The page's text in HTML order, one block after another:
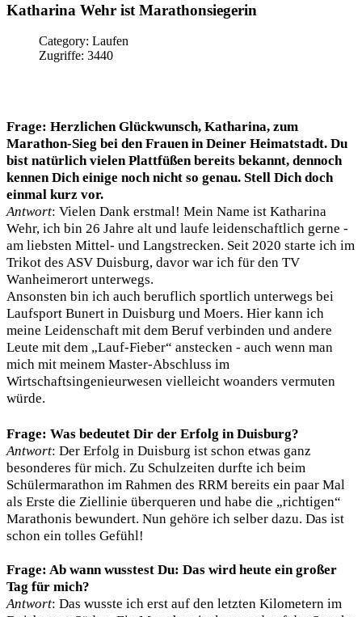
Katharina Wehr ist Marathonsiegerin
Category: Laufen
Zugriffe: 3440
Frage: Herzlichen Glückwunsch, Katharina, zum
Marathon-Sieg bei den Frauen in Deiner Heimatstadt. Du
bist natürlich vielen Plattfüßen bereits bekannt, dennoch
kennen Dich einige noch nicht so genau. Stell Dich doch
einmal kurz vor.
Antwort: Vielen Dank erstmal! Mein Name ist Katharina
Wehr, ich bin 26 Jahre alt und laufe leidenschaftlich gerne -
am liebsten Mittel- und Langstrecken. Seit 2020 starte ich im
Trikot des ASV Duisburg, davor war ich für den TV
Wanheimerort unterwegs.
Ansonsten bin ich auch beruflich sportlich unterwegs bei
Laufsport Bunert in Duisburg und Moers. Hier kann ich
meine Leidenschaft mit dem Beruf verbinden und andere
Leute mit dem „Lauf-Fieber“ anstecken - auch wenn man
mich mit meinem Master-Abschluss im
Wirtschaftsingenieurwesen vielleicht woanders vermuten
würde.
Frage: Was bedeutet Dir der Erfolg in Duisburg?
Antwort: Der Erfolg in Duisburg ist schon etwas ganz
besonderes für mich. Zu Schulzeiten durfte ich beim
Schülermarathon im Rahmen des RRM bereits ein paar Mal
als Erste die Ziellinie überqueren und habe die „richtigen“
Marathonis bewundert. Nun gehöre ich selber dazu. Das ist
schon ein tolles Gefühl!
Frage: Ab wann wusstest Du: Das wird heute ein großer
Tag für mich?
Antwort: Das wusste ich erst auf den letzten Kilometern im